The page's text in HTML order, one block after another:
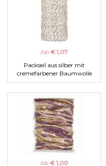
Ab € 1,07
Packseil aus silber mit
cremefarbener Baumwolle
Ab € 1,00